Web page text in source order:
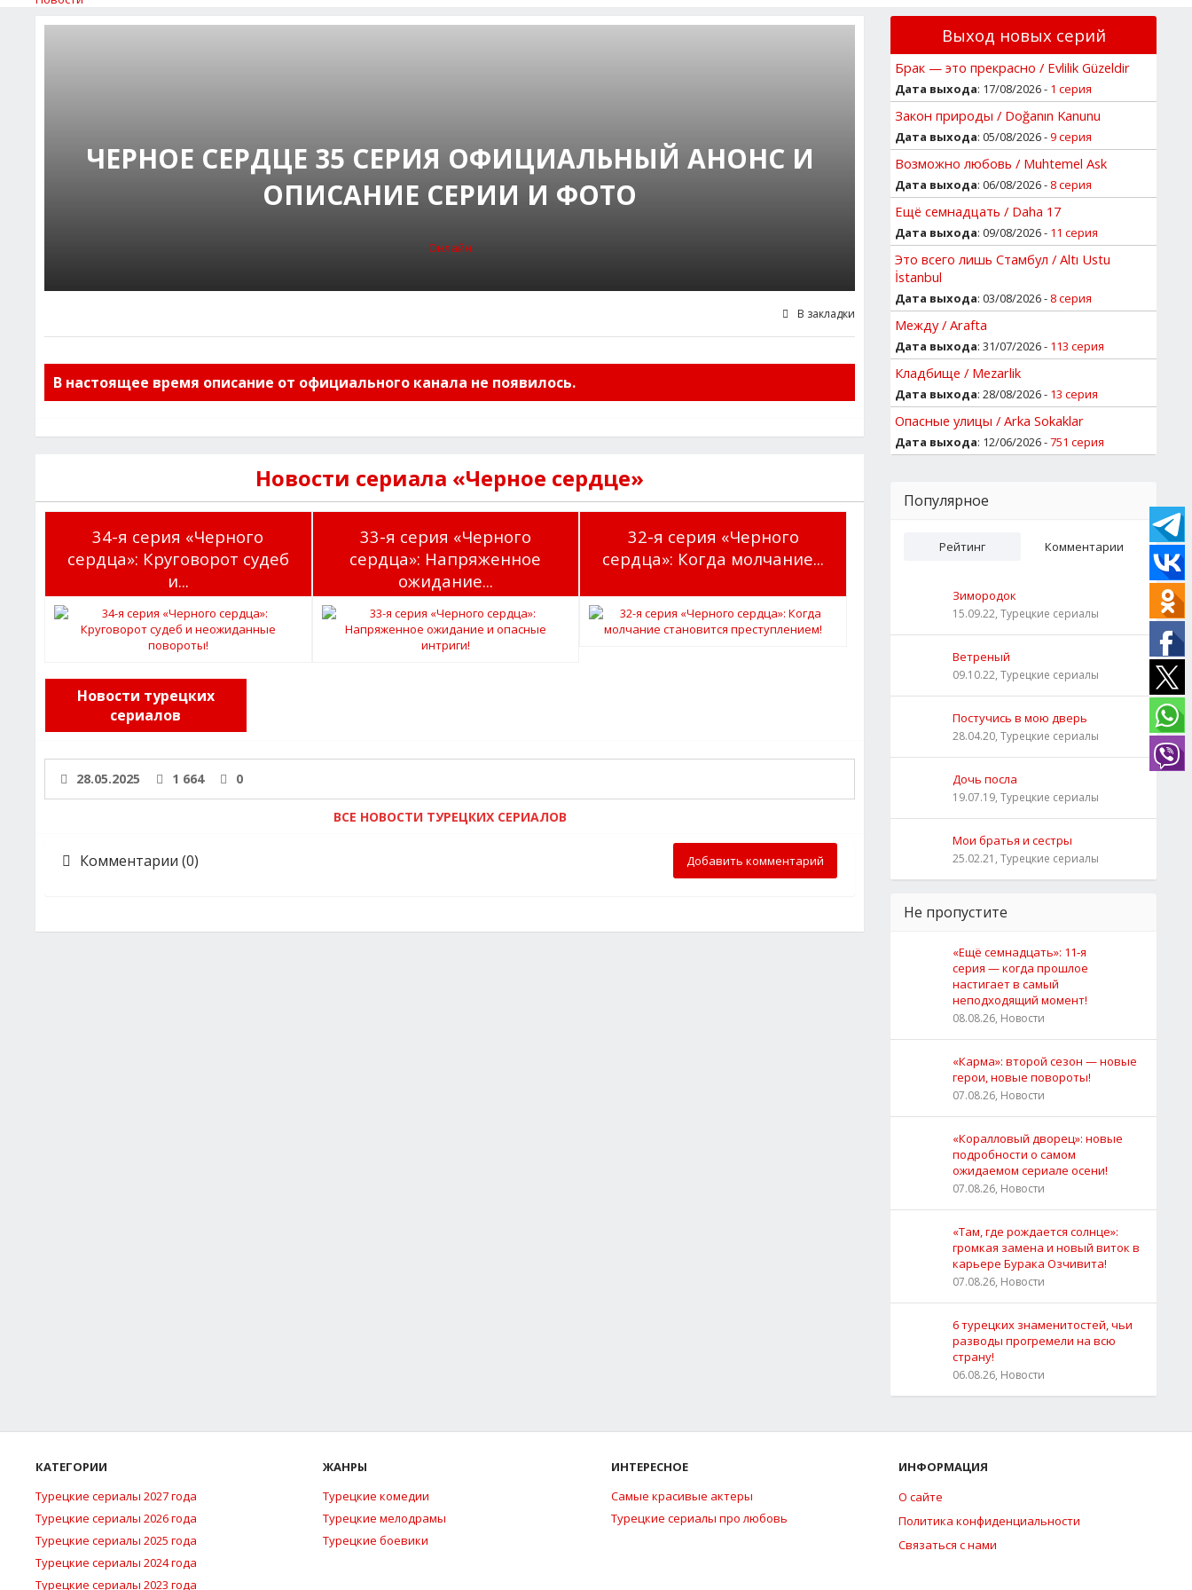
ЧЕРНОЕ СЕРДЦЕ 35 СЕРИЯ ОФИЦИАЛЬНЫЙ АНОНС И
ОПИСАНИЕ СЕРИИ И ФОТО
Онлайн
В закладки
В настоящее время описание от официального канала не появилось.
Новости сериала «Черное сердце»
34-я серия «Черного
сердца»: Круговорот судеб
и...
33-я серия «Черного
сердца»: Напряженное
ожидание...
32-я серия «Черного
сердца»: Когда молчание...
Новости турецких
сериалов
28.05.2025 1 664 0
ВСЕ НОВОСТИ ТУРЕЦКИХ СЕРИАЛОВ
Комментарии (0) Добавить комментарий
Выход новых серий
Брак — это прекрасно / Evlilik Güzeldir
Дата выхода: 17/08/2026 - 1 серия
Закон природы / Doğanın Kanunu
Дата выхода: 05/08/2026 -9 серия
Возможно любовь / Muhtemel Ask
Дата выхода: 06/08/2026 - 8 серия
Ещё семнадцать / Daha 17
Дата выхода: 09/08/2026 - 11 серия
Это всего лишь Стамбул / Altı Ustu
İstanbul
Дата выхода: 03/08/2026 - 8 серия
Между / Arafta
Дата выхода: 31/07/2026 - 113 серия
Кладбище / Mezarlik
Дата выхода: 28/08/2026 - 13 серия
Опасные улицы / Arka Sokaklar
Дата выхода: 12/06/2026 -751 серия
Популярное
Рейтинг Комментарии
Зимородок
15.09.22, Турецкие сериалы
Ветреный
09.10.22, Турецкие сериалы
Постучись в мою дверь
28.04.20, Турецкие сериалы
Дочь посла
19.07.19, Турецкие сериалы
Мои братья и сестры
25.02.21, Турецкие сериалы
Не пропустите
«Ещё семнадцать»: 11‑я
серия — когда прошлое
настигает в самый
неподходящий момент!
08.08.26, Новости
«Карма»: второй сезон — новые
герои, новые повороты!
07.08.26, Новости
«Коралловый дворец»: новые
подробности о самом
ожидаемом сериале осени!
07.08.26, Новости
«Там, где рождается солнце»:
громкая замена и новый виток в
карьере Бурака Озчивита!
07.08.26, Новости
6 турецких знаменитостей, чьи
разводы прогремели на всю
страну!
06.08.26, Новости
КАТЕГОРИИ
Турецкие сериалы 2027 года
Турецкие сериалы 2026 года
Турецкие сериалы 2025 года
Турецкие сериалы 2024 года
Турецкие сериалы 2023 года
ЖАНРЫ
Турецкие комедии
Турецкие мелодрамы
Турецкие боевики
ИНТЕРЕСНОЕ
Самые красивые актеры
Турецкие сериалы про любовь
ИНФОРМАЦИЯ
О сайте
Политика конфиденциальности
Связаться с нами